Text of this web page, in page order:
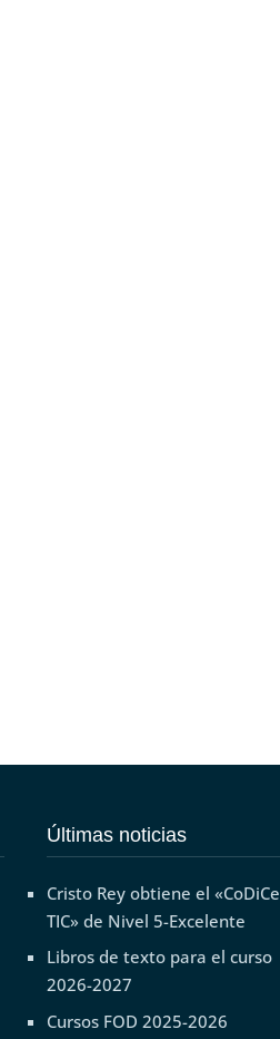
Últimas noticias
Cristo Rey obtiene el «CoDiCe
TIC» de Nivel 5-Excelente
Libros de texto para el curso
2026-2027
Cursos FOD 2025-2026